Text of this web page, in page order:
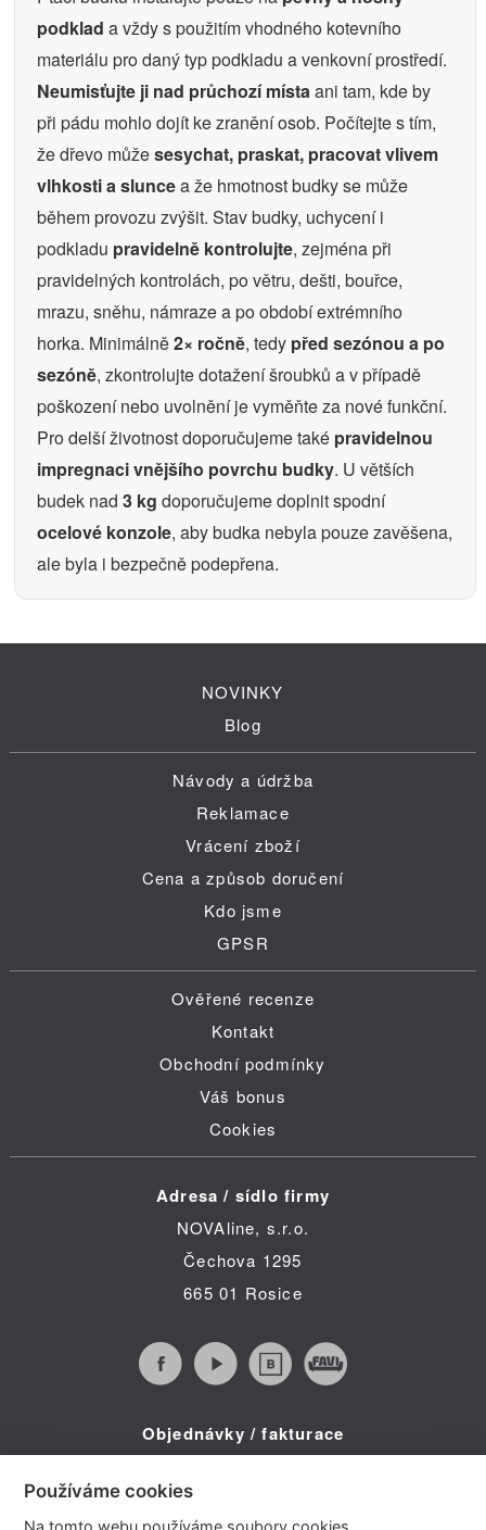
podklad a vždy s použitím vhodného kotevního
materiálu pro daný typ podkladu a venkovní prostředí.
Neumisťujte ji nad průchozí místaani tam, kde by
při pádu mohlo dojít ke zranění osob. Počítejte s tím,
že dřevo můžesesychat, praskat, pracovat vlivem
vlhkosti a sluncea že hmotnost budky se může
během provozu zvýšit. Stav budky, uchycení i
podkladu pravidelně kontrolujte, zejména při
pravidelných kontrolách, po větru, dešti, bouřce,
mrazu, sněhu, námraze a po období extrémního
horka. Minimálně2× ročně, tedy před sezónou a po
sezóně, zkontrolujte dotažení šroubků a v případě
poškození nebo uvolnění je vyměňte za nové funkční.
Pro delší životnost doporučujeme také pravidelnou
impregnaci vnějšího povrchu budky. U větších
budek nad3 kg doporučujeme doplnit spodní
ocelové konzole, aby budka nebyla pouze zavěšena,
ale byla i bezpečně podepřena.
NOVINKY
Blog
Návody a údržba
Reklamace
Vrácení zboží
Cena a způsob doručení
Kdo jsme
GPSR
Ověřené recenze
Kontakt
Obchodní podmínky
Váš bonus
Cookies
Adresa / sídlo firmy
NOVAline, s.r.o.
Čechova 1295
665 01 Rosice
Objednávky / fakturace
Telefon: +420 734 322 587
Používáme cookies
Na tomto webu používáme soubory cookies.